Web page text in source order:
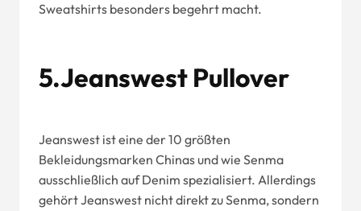
Sweatshirts besonders begehrt macht.
5.Jeanswest Pullover
Jeanswest ist eine der 10 größten
Bekleidungsmarken Chinas und wie Senma
ausschließlich auf Denim spezialisiert. Allerdings
gehört Jeanswest nicht direkt zu Senma, sondern